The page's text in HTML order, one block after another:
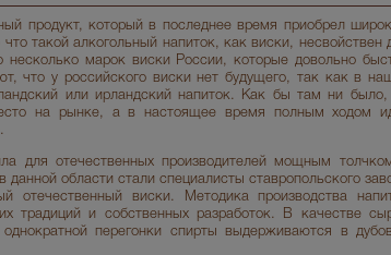
продукт, который в последнее время приобрел
такой алкогольный напиток, как виски, несвойствен
марок виски России, которые довольно
что у российского виски нет будущего, так как в
или ирландский напиток. Как бы там ни было,
на рынке, а в настоящее время полным ходом
для отечественных производителей мощным
области стали специалисты ставропольского
отечественный виски. Методика производства
традиций и собственных разработок. В качестве
перегонки спирты выдерживаются в